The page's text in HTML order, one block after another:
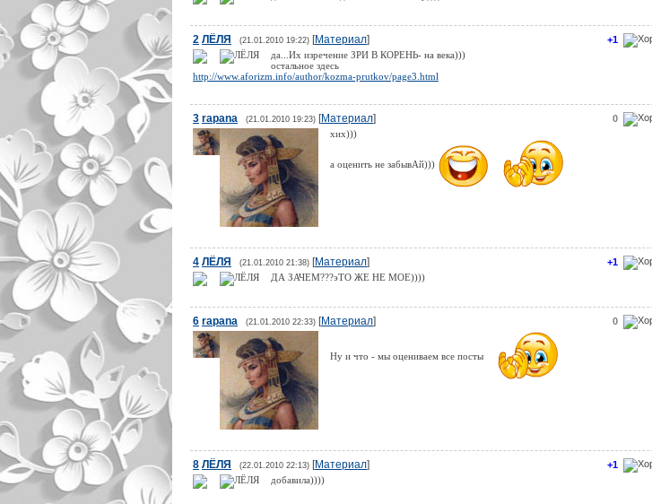
+1
2 ЛЁЛЯ (21.01.2010 19:22) [Материал]
да...Их изречение ЗРИ В КОРЕНЬ- на века)))
остальное здесь
http://www.aforizm.info/author/kozma-prutkov/page3.html
0
3 rapana (21.01.2010 19:23) [Материал]
хих)))
а оценить не забывАй)))
+1
4 ЛЁЛЯ (21.01.2010 21:38) [Материал]
ДА ЗАЧЕМ???эТО ЖЕ НЕ МОЕ))))
0
6 rapana (21.01.2010 22:33) [Материал]
Ну и что - мы оцениваем все посты
+1
8 ЛЁЛЯ (22.01.2010 22:13) [Материал]
добавила))))